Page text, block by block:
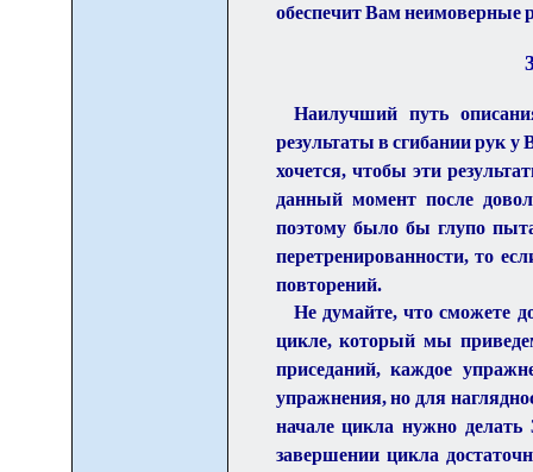
обеспечит Вам неимоверные
Наилучший путь
результаты в сгибании рук у
хочется, чтобы эти
данный момент после
поэтому было бы глупо
перетренированности, то
повторений.
Не думайте, что сможете
цикле, который мы
приседаний, каждое
упражнения, но для
начале цикла нужно делать
завершении цикла